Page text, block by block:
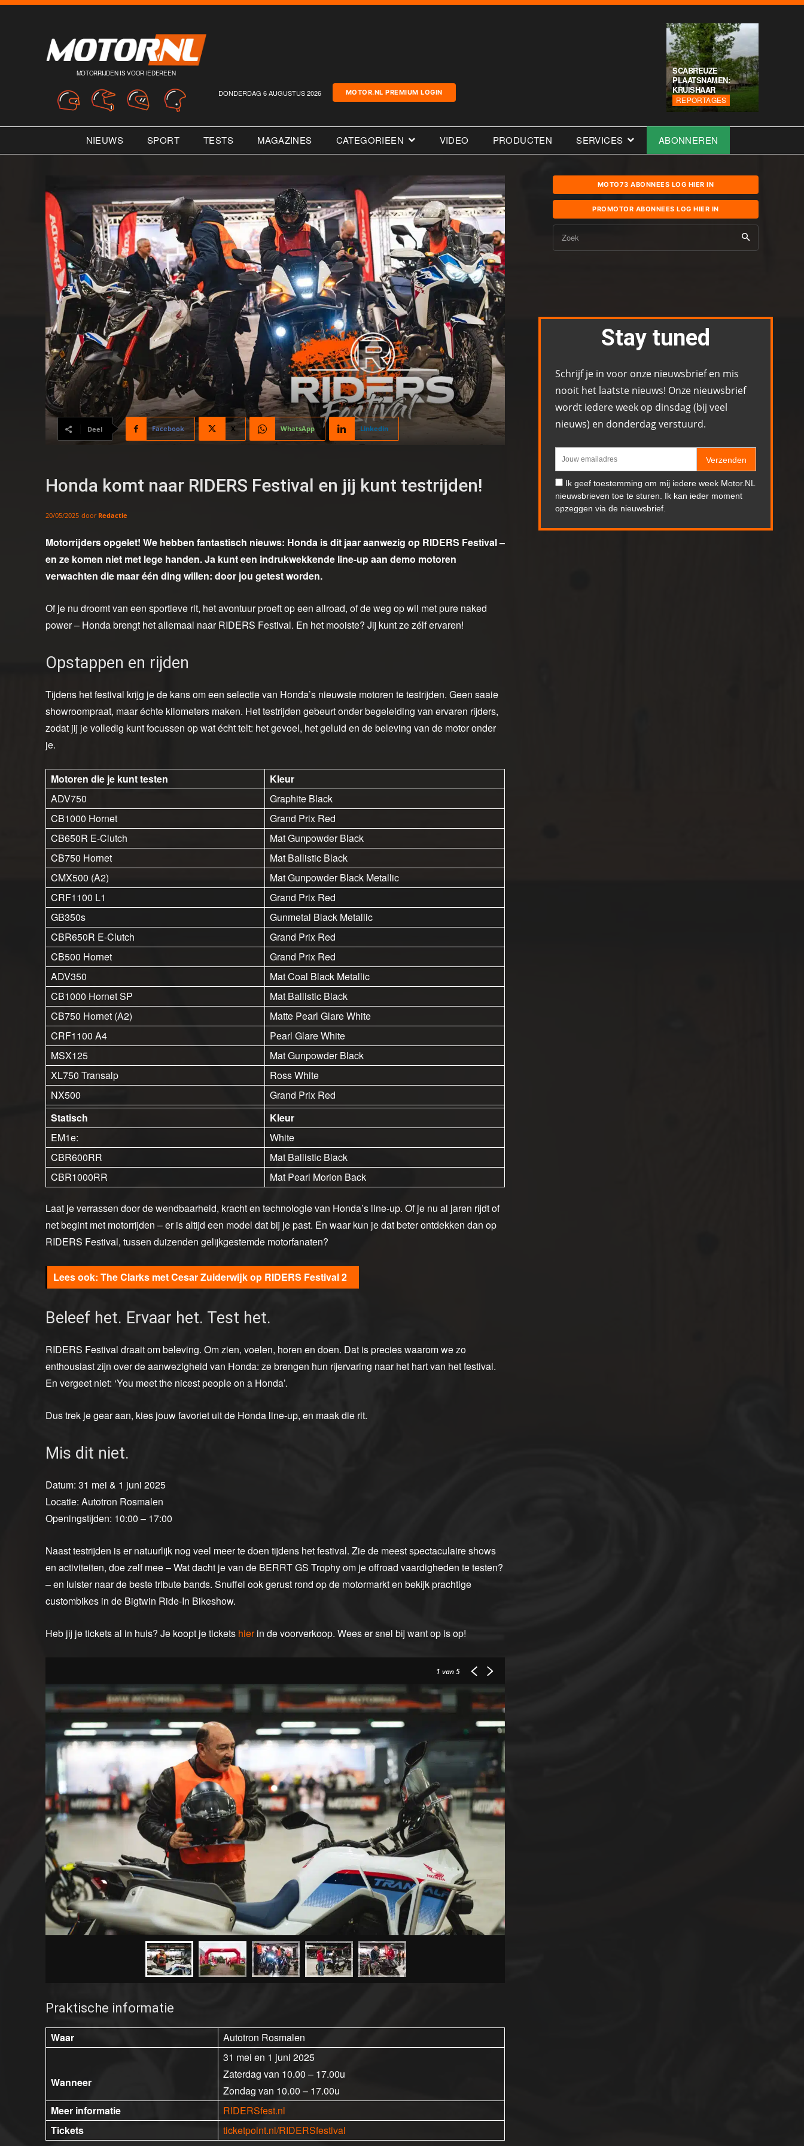
MOTORRIJDEN IS VOOR IEDEREEN
DONDERDAG 6 AUGUSTUS 2026 MOTOR.NL PREMIUM LOGIN
SCABREUZE
PLAATSNAMEN:
KRUISHAAR
REPORTAGES
NIEUWS SPORT TESTS MAGAZINES CATEGORIEEN VIDEO PRODUCTEN SERVICES ABONNEREN
Deel Facebook X WhatsApp Linkedin
Honda komt naar RIDERS Festival en jij kunt testrijden!
20/05/2025 door Redactie
Motorrijders opgelet! We hebben fantastisch nieuws: Honda is dit jaar aanwezig op RIDERS Festival –
en ze komen niet met lege handen. Ja kunt een indrukwekkende line-up aan demo motoren
verwachten die maar één ding willen: door jou getest worden.
Of je nu droomt van een sportieve rit, het avontuur proeft op een allroad, of de weg op wil met pure naked
power – Honda brengt het allemaal naar RIDERS Festival. En het mooiste? Jij kunt ze zélf ervaren!
Opstappen en rijden
Tijdens het festival krijg je de kans om een selectie van Honda’s nieuwste motoren te testrijden. Geen saaie
showroompraat, maar échte kilometers maken. Het testrijden gebeurt onder begeleiding van ervaren rijders,
zodat jij je volledig kunt focussen op wat écht telt: het gevoel, het geluid en de beleving van de motor onder
je.
Motoren die je kunt testen
Kleur
ADV750
Graphite Black
CB1000 Hornet
Grand Prix Red
CB650R E-Clutch
Mat Gunpowder Black
CB750 Hornet
Mat Ballistic Black
CMX500 (A2)
Mat Gunpowder Black Metallic
CRF1100 L1
Grand Prix Red
GB350s
Gunmetal Black Metallic
CBR650R E-Clutch
Grand Prix Red
CB500 Hornet
Grand Prix Red
ADV350
Mat Coal Black Metallic
CB1000 Hornet SP
Mat Ballistic Black
CB750 Hornet (A2)
Matte Pearl Glare White
CRF1100 A4
Pearl Glare White
MSX125
Mat Gunpowder Black
XL750 Transalp
Ross White
NX500
Grand Prix Red
Statisch
Kleur
EM1e:
White
CBR600RR
Mat Ballistic Black
CBR1000RR
Mat Pearl Morion Back
Laat je verrassen door de wendbaarheid, kracht en technologie van Honda’s line-up. Of je nu al jaren rijdt of
net begint met motorrijden – er is altijd een model dat bij je past. En waar kun je dat beter ontdekken dan op
RIDERS Festival, tussen duizenden gelijkgestemde motorfanaten?
The Clarks met Cesar Zuiderwijk op RIDERS Festival 2
Beleef het. Ervaar het. Test het.
RIDERS Festival draait om beleving. Om zien, voelen, horen en doen. Dat is precies waarom we zo
enthousiast zijn over de aanwezigheid van Honda: ze brengen hun rijervaring naar het hart van het festival.
En vergeet niet: ‘You meet the nicest people on a Honda’.
Dus trek je gear aan, kies jouw favoriet uit de Honda line-up, en maak die rit.
Mis dit niet.
Datum: 31 mei & 1 juni 2025
Locatie: Autotron Rosmalen
Openingstijden: 10:00 – 17:00
Naast testrijden is er natuurlijk nog veel meer te doen tijdens het festival. Zie de meest spectaculaire shows
en activiteiten, doe zelf mee – Wat dacht je van de BERRT GS Trophy om je offroad vaardigheden te testen?
– en luister naar de beste tribute bands. Snuffel ook gerust rond op de motormarkt en bekijk prachtige
custombikes in de Bigtwin Ride-In Bikeshow.
Heb jij je tickets al in huis? Je koopt je tickets hierin de voorverkoop. Wees er snel bij want op is op!
1 van 5
Praktische informatie
Waar Autotron Rosmalen
Wanneer
31 mei en 1 juni 2025
Zaterdag van 10.00 – 17.00u
Zondag van 10.00 – 17.00u
Meer informatie
RIDERSfest.nl
Tickets
ticketpoint.nl/RIDERSfestival
MOTO73 ABONNEES LOG HIER IN
PROMOTOR ABONNEES LOG HIER IN
Zoek
Stay tuned
Schrijf je in voor onze nieuwsbrief en mis
nooit het laatste nieuws! Onze nieuwsbrief
wordt iedere week op dinsdag (bij veel
nieuws) en donderdag verstuurd.
Verzenden
Ik geef toestemming om mij iedere week Motor.NL
nieuwsbrieven toe te sturen. Ik kan ieder moment
opzeggen via de nieuwsbrief.